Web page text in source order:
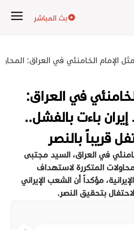
بث المباشر
الإمام الخامنئي في العراق:
في العراق:
باءت بالفشل..
قريباً بالنصر
في العراق، السيد مجتبى
المتكررة لاستهداف
مؤكداً أن الشعب الإيراني
بتحقيق النصر.